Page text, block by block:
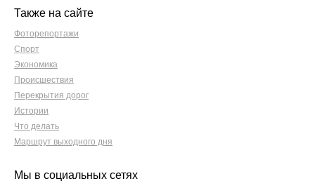
Также на сайте
Фоторепортажи
Спорт
Экономика
Происшествия
Перекрытия дорог
Истории
Что делать
Маршрут выходного дня
Мы в социальных сетях